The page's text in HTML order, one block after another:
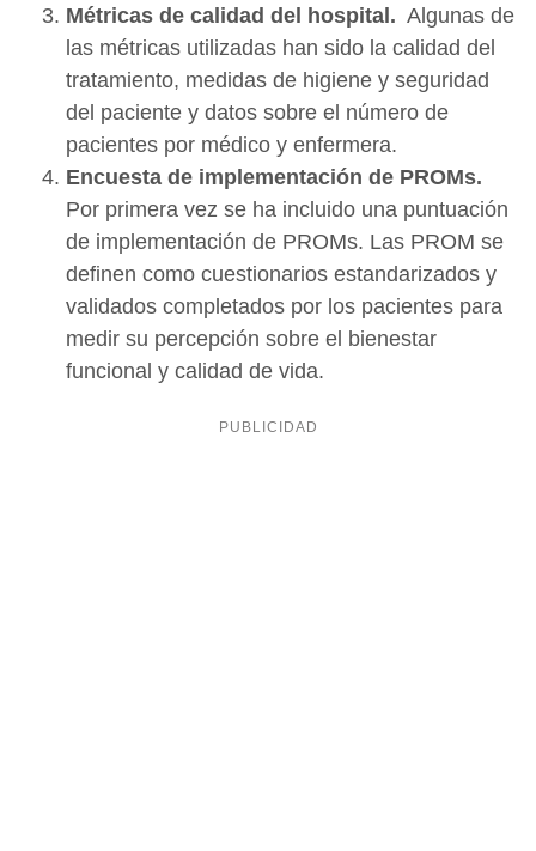
Métricas de calidad del hospital. Algunas de
las métricas utilizadas han sido la calidad del
tratamiento, medidas de higiene y seguridad
del paciente y datos sobre el número de
pacientes por médico y enfermera.
Encuesta de implementación de PROMs.
Por primera vez se ha incluido una puntuación
de implementación de PROMs. Las PROM se
definen como cuestionarios estandarizados y
validados completados por los pacientes para
medir su percepción sobre el bienestar
funcional y calidad de vida.